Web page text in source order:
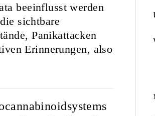
beeinflusst werden
sichtbare
Panikattacken
Erinnerungen, also